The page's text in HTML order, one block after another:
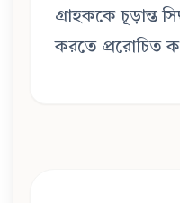
গ্রাহককে চূড়ান্ত
করতে প্ররোচিত